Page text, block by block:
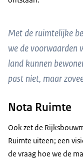
Met de ruimtelijke
we de voorwaarden
land kunnen
past niet, maar
Nota Ruimte
Ook zet de
Ruimte uiteen; een
de vraag hoe we de